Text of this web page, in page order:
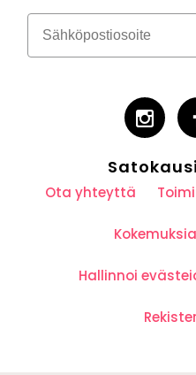
Ota yhteyttä
Kokemuksia
Hallinnoi